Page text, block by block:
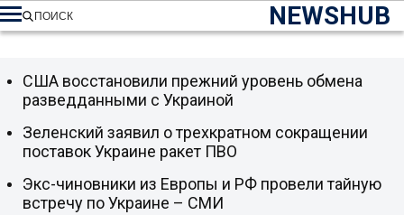
NEWSHUB
ПОИСК
США восстановили прежний уровень обмена
разведданными с Украиной
Зеленский заявил о трехкратном сокращении
поставок Украине ракет ПВО
Экс-чиновники из Европы и РФ провели тайную
встречу по Украине – СМИ